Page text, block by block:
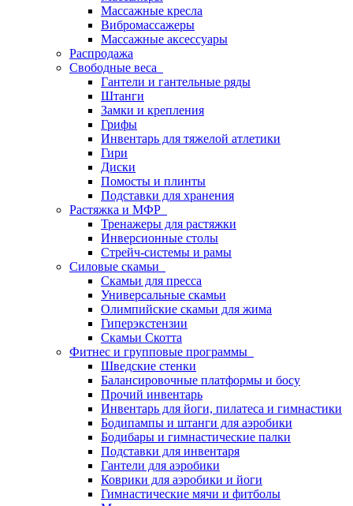
Массажные кресла
Вибромассажеры
Массажные аксессуары
Распродажа
Свободные веса
Гантели и гантельные ряды
Штанги
Замки и крепления
Грифы
Инвентарь для тяжелой атлетики
Гири
Диски
Помосты и плинты
Подставки для хранения
Растяжка и МФР
Тренажеры для растяжки
Инверсионные столы
Стрейч-системы и рамы
Силовые скамьи
Скамьи для пресса
Универсальные скамьи
Олимпийские скамьи для жима
Гиперэкстензии
Скамьи Скотта
Фитнес и групповые программы
Шведские стенки
Балансировочные платформы и босу
Прочий инвентарь
Инвентарь для йоги, пилатеса и гимнастики
Бодипампы и штанги для аэробики
Бодибары и гимнастические палки
Подставки для инвентаря
Гантели для аэробики
Коврики для аэробики и йоги
Гимнастические мячи и фитболы